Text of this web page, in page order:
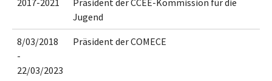
2017-2021
Präsident der CCEE-Kommission für die
Jugend
8/03/2018
-
22/03/2023
Präsident der COMECE